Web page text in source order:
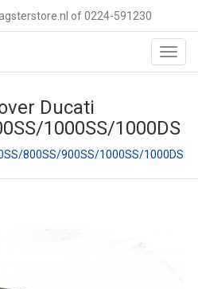
of 0224-591230
Ducati
1000SS/1000DS
800SS/900SS/1000SS/1000DS